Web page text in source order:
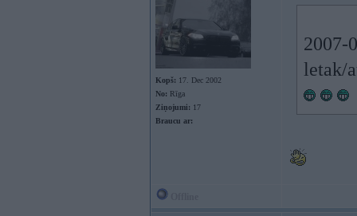
Kopš: 17. Dec 2002
No: Rīga
Ziņojumi: 17
Braucu ar:
2007-
letak/